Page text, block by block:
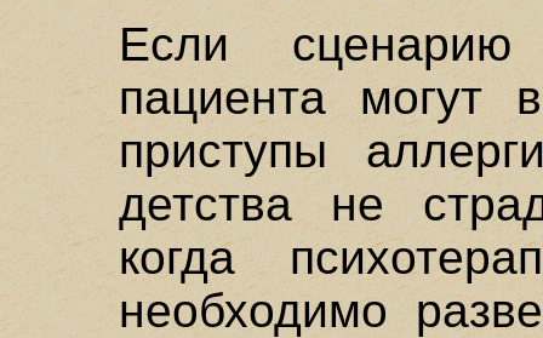
Если
пациента могут
приступы
детства не
когда
необходимо